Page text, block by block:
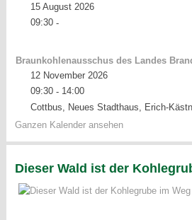
15 August 2026
09:30-
Braunkohlenausschus des Landes
12 November 2026
09:30- 14:00
Cottbus, Neues Stadthaus, Erich-
Ganzen Kalender ansehen
Dieser Wald ist der